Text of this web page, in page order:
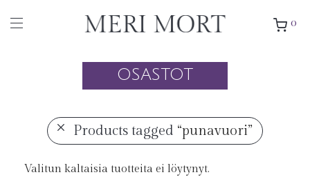
0
OSASTOT
Products tagged “punavuori”
Valitun kaltaisia tuotteita ei löytynyt.